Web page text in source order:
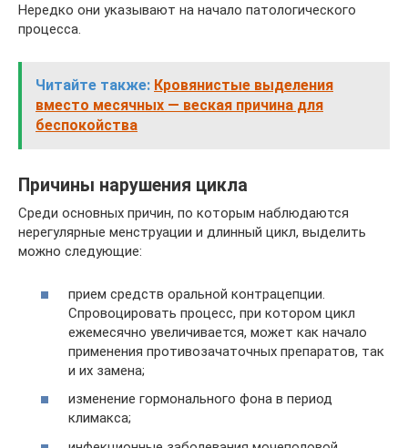
Нередко они указывают на начало патологического
процесса.
Читайте также: Кровянистые выделения
вместо месячных — веская причина для
беспокойства
Причины нарушения цикла
Среди основных причин, по которым наблюдаются
нерегулярные менструации и длинный цикл, выделить
можно следующие:
прием средств оральной контрацепции.
Спровоцировать процесс, при котором цикл
ежемесячно увеличивается, может как начало
применения противозачаточных препаратов, так
и их замена;
изменение гормонального фона в период
климакса;